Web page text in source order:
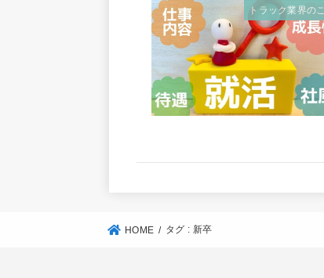
トラック業界の
HOME タグ : 新卒